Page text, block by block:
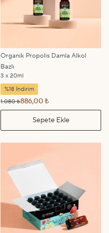
Organik Propolis Damla Alkol
Bazlı
3 x 20ml
%18 İndirim
1.080 ₺886,00 ₺
Sepete Ekle